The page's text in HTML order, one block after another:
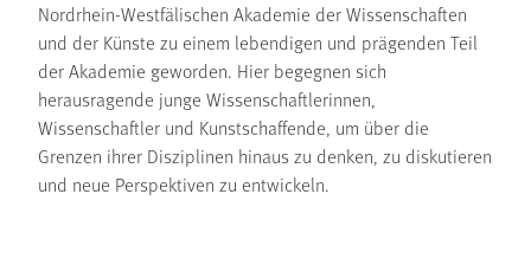
Nordrhein-Westfälischen Akademie der Wissenschaften
und der Künste zu einem lebendigen und prägenden Teil
der Akademie geworden. Hier begegnen sich
herausragende junge Wissenschaftlerinnen,
Wissenschaftler und Kunstschaffende, um über die
Grenzen ihrer Disziplinen hinaus zu denken, zu diskutieren
und neue Perspektiven zu entwickeln.